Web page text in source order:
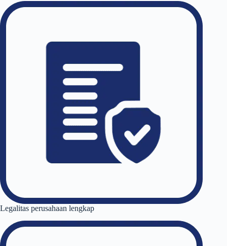
Legalitas perusahaan lengkap